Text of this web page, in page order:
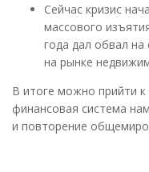
Сейчас кризис
массового
года дал обвал на
на рынке
В итоге можно прийти
финансовая система
и повторение